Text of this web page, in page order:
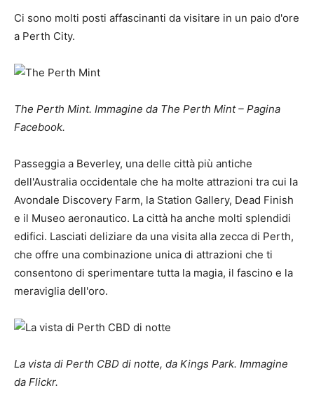
Ci sono molti posti affascinanti da visitare in un paio d'ore
a Perth City.
The Perth Mint. Immagine da The Perth Mint – Pagina
Facebook.
Passeggia a Beverley, una delle città più antiche
dell'Australia occidentale che ha molte attrazioni tra cui la
Avondale Discovery Farm, la Station Gallery, Dead Finish
e il Museo aeronautico. La città ha anche molti splendidi
edifici. Lasciati deliziare da una visita alla zecca di Perth,
che offre una combinazione unica di attrazioni che ti
consentono di sperimentare tutta la magia, il fascino e la
meraviglia dell'oro.
La vista di Perth CBD di notte, da Kings Park. Immagine
da Flickr.